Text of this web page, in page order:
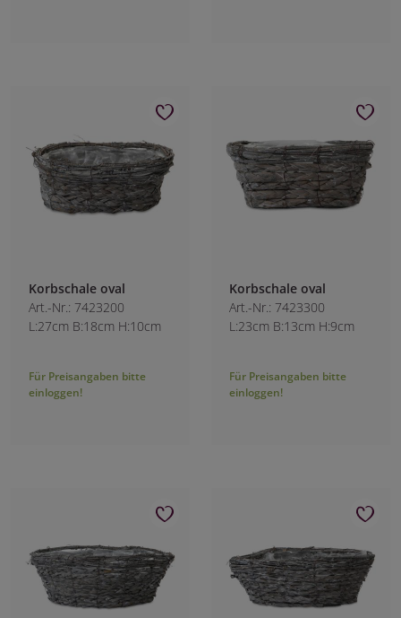
Korbschale oval
Art.-Nr.: 7423200
L:27cm B:18cm H:10cm
Für Preisangaben bitte
einloggen!
Korbschale oval
Art.-Nr.: 7423300
L:23cm B:13cm H:9cm
Für Preisangaben bitte
einloggen!